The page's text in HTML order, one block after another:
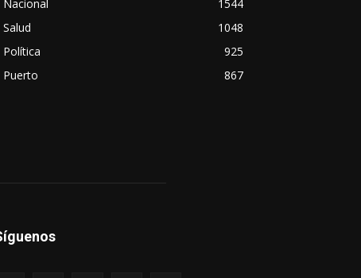
Nacional
1544
Salud
1048
Política
925
Puerto
867